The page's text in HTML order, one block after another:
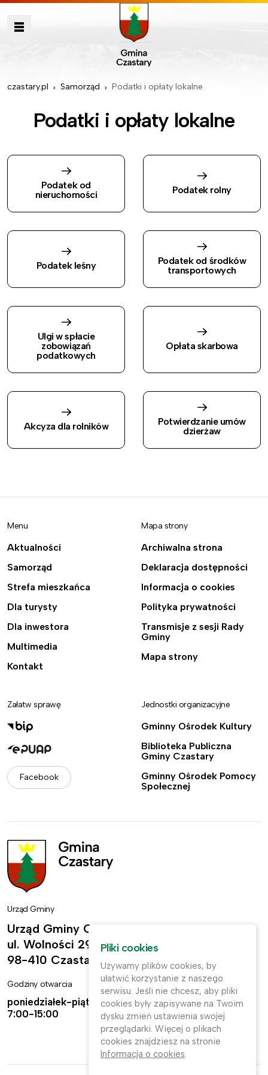
czastary.pl Samorząd Podatki i opłaty lokalne
Podatki i opłaty lokalne
Podatek od
nieruchomości
Podatek rolny
Podatek leśny
Podatek od środków
transportowych
Ulgi w spłacie
zobowiązań
podatkowych
Opłata skarbowa
Akcyza dla rolników
Potwierdzanie umów
dzierżaw
Menu
Aktualności
Samorząd
Strefa mieszkańca
Dla turysty
Dla inwestora
Multimedia
Kontakt
Mapa strony
Archiwalna strona
Deklaracja dostępności
Informacja o cookies
Polityka prywatności
Transmisje z sesji Rady
Gminy
Mapa strony
Załatw sprawę
Facebook
Jednostki organizacyjne
Gminny Ośrodek Kultury
Biblioteka Publiczna
Gminy Czastary
Gminny Ośrodek Pomocy
Społecznej
Urząd Gminy
Urząd Gminy Czastary
ul. Wolności 29,
98-410 Czastary
Godziny otwarcia
poniedziałek-piątek:
7:00-15:00
Kontakt
ug@czastary.pl
(62) 784-31-11
(62) 784-31-91
Pliki cookies
Używamy plików cookies, by
ułatwić korzystanie z naszego
serwisu. Jeśli nie chcesz, aby pliki
cookies były zapisywane na Twoim
dysku zmień ustawienia swojej
przeglądarki. Więcej o plikach
cookies znajdziesz na stronie
Informacja o cookies.